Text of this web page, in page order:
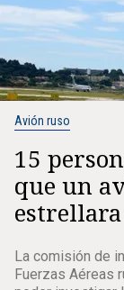
Avión ruso
15
que un
La comisión de
Fuerzas Aéreas